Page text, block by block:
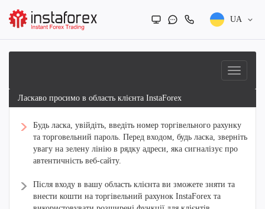
UA
Ласкаво просимо в область клієнта InstaForex
Будь ласка, увійдіть, введіть номер торгівельного рахунку
та торговельний пароль. Перед входом, будь ласка, зверніть
увагу на зелену лінію в рядку адреси, яка сигналізує про
автентичність веб-сайту.
Після входу в вашу область клієнта ви зможете зняти та
внести кошти на торгівельний рахунок InstaForex та